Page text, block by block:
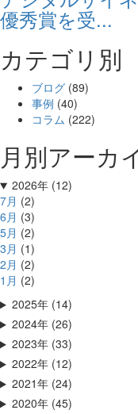
優秀賞を受...
カテゴリ別
ブログ (89)
事例 (40)
コラム (222)
月別アーカ
2026年 (12)
7月 (2)
6月 (3)
5月 (2)
3月 (1)
2月 (2)
1月 (2)
2025年 (14)
2024年 (26)
2023年 (33)
2022年 (12)
2021年 (24)
2020年 (45)